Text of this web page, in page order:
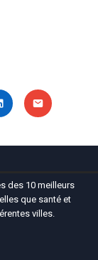
des 10 meilleurs
que santé et
villes.